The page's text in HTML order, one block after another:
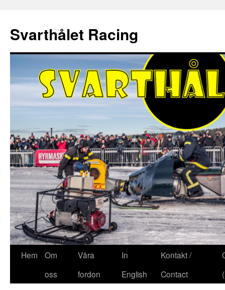
innehåll
Svarthålet Racing
Hem
Om
oss
Våra
fordon
In
English
Kontakt /
Contact